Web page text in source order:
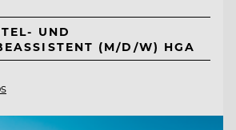
UND
(M/D/W) HGA